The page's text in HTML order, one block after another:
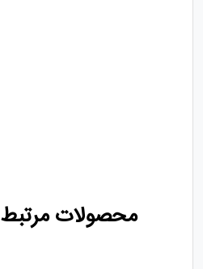
محصولات مرتبط